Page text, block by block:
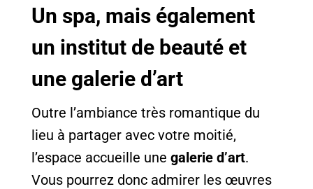
Un spa, mais également
un institut de beauté et
une galerie d’art
Outre l’ambiance très romantique du
lieu à partager avec votre moitié,
l’espace accueille une galerie d’art.
Vous pourrez donc admirer les œuvres